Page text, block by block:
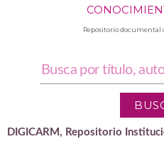
Repositorio documental
DIGICARM, Repositorio